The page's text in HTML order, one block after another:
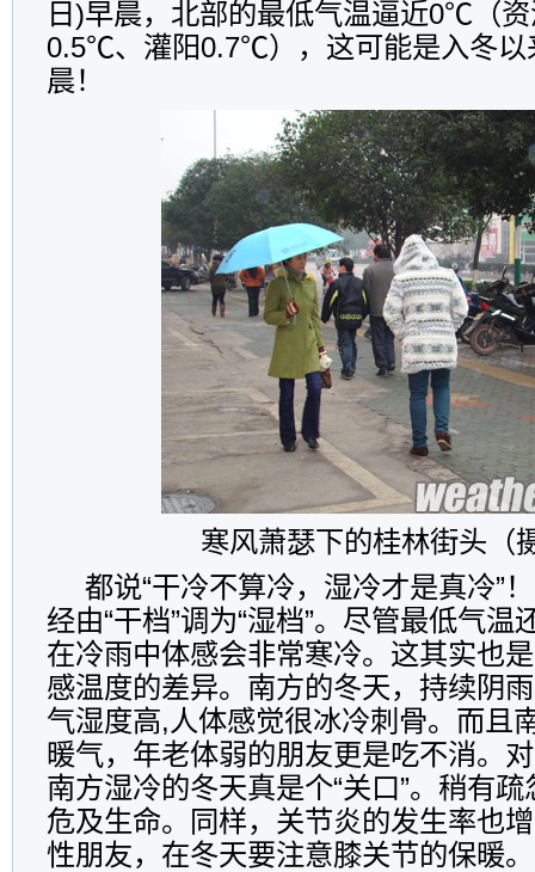
日)早晨，北部的最低气温逼近0℃（
0.5℃、灌阳0.7℃），这可能是入冬以
晨！
寒风萧瑟下的桂林街头（
都说“干冷不算冷，湿冷才是真冷”
经由“干档”调为“湿档”。尽管最低气
在冷雨中体感会非常寒冷。这其实也
感温度的差异。南方的冬天，持续阴
气湿度高,人体感觉很冰冷刺骨。而且
暖气，年老体弱的朋友更是吃不消。
南方湿冷的冬天真是个“关口”。稍有
危及生命。同样，关节炎的发生率也
性朋友，在冬天要注意膝关节的保暖。